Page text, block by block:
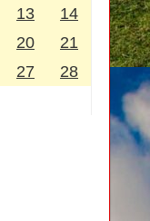
13
14
20
21
27
28